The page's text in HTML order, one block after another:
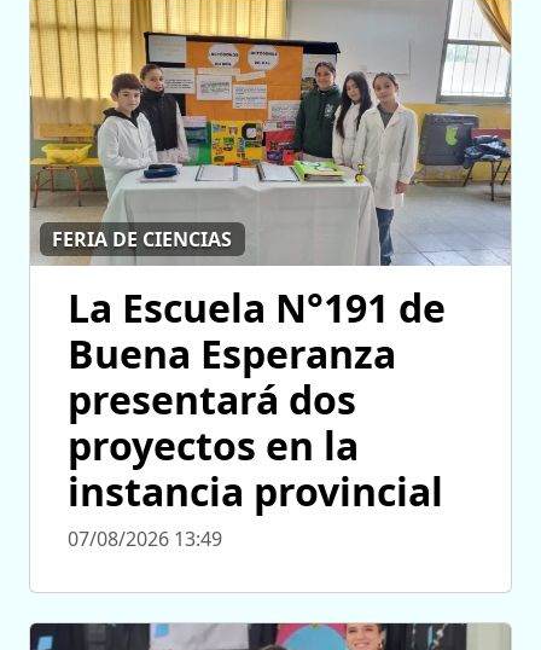
FERIA DE CIENCIAS
La Escuela N°191 de
Buena Esperanza
presentará dos
proyectos en la
instancia provincial
07/08/2026 13:49